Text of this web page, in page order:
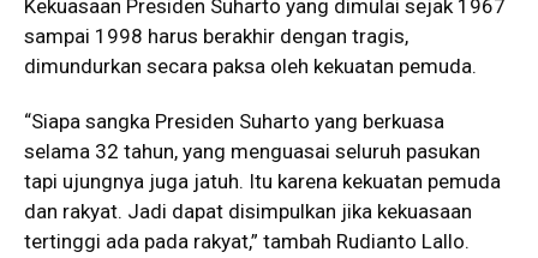
Kekuasaan Presiden Suharto yang dimulai sejak 1967
sampai 1998 harus berakhir dengan tragis,
dimundurkan secara paksa oleh kekuatan pemuda.
“Siapa sangka Presiden Suharto yang berkuasa
selama 32 tahun, yang menguasai seluruh pasukan
tapi ujungnya juga jatuh. Itu karena kekuatan pemuda
dan rakyat. Jadi dapat disimpulkan jika kekuasaan
tertinggi ada pada rakyat,” tambah Rudianto Lallo.